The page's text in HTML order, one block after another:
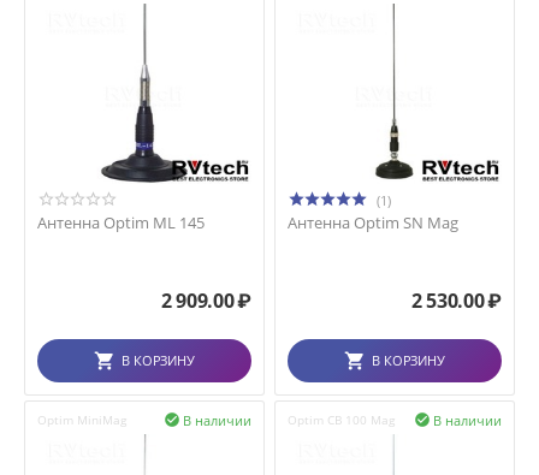
Антенна Optim ML 145
2 909.00₽
В КОРЗИНУ
(1)
Антенна Optim SN Mag
2 530.00₽
В КОРЗИНУ
Optim MiniMag В наличии
 Optim CB 100 Mag В наличии
